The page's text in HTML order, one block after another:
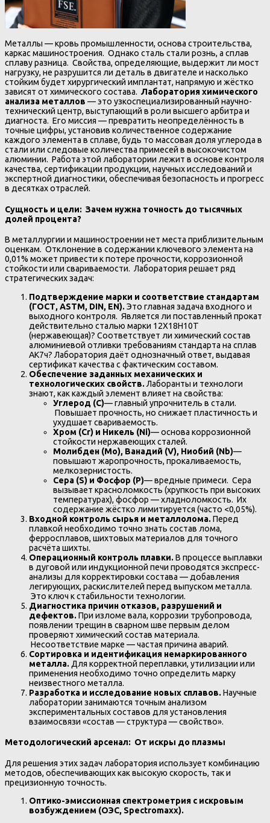
Металлы — кровь промышленности, основа строительства,
каркас машиностроения. Однако сталь стали рознь, а сплав
сплаву разница. Свойства, определяющие, выдержит ли мост
нагрузку, не разрушится ли деталь в двигателе и насколько
стойким будет хирургический имплантат, напрямую и жёстко
зависят от химического состава. Лаборатория химического
анализа металлов — это узкоспециализированный научно-
технический центр, выступающий в роли высшего арбитра и
диагноста. Его миссия — превратить неопределённость в
точные цифры, установив количественное содержание
каждого элемента в сплаве, будь то массовая доля углерода в
стали или следовые количества примесей в высокочистом
алюминии. Работа этой лаборатории лежит в основе контроля
качества, сертификации продукции, научных исследований и
экспертной диагностики, обеспечивая безопасность и прогресс
в десятках отраслей.
Сущность и цели: Зачем нужна точность до тысячных
долей процента?
В металлургии и машиностроении нет места приблизительным
оценкам. Отклонение в содержании ключевого элемента на
0,01% может привести к потере прочности, коррозионной
стойкости или свариваемости. Лаборатория решает ряд
стратегических задач:
Подтверждение марки и соответствие стандартам
(ГОСТ, ASTM, DIN, EN).Это главная задача входного и
выходного контроля. Является ли поставленный прокат
действительно сталью марки 12Х18Н10Т
(нержавеющая)? Соответствует ли химический состав
алюминиевой отливки требованиям стандарта на сплав
АК7ч? Лаборатория даёт однозначный ответ, выдавая
сертификат качества с фактическим составом.
Обеспечение заданных механических и
технологических свойств.Лаборанты и технологи
знают, как каждый элемент влияет на свойства:
Углерод (C)— главный упрочнитель в стали.
Повышает прочность, но снижает пластичность и
ухудшает свариваемость.
Хром (Cr) и Никель (Ni)— основа коррозионной
стойкости нержавеющих сталей.
Молибден (Mo), Ванадий (V), Ниобий (Nb)—
повышают жаропрочность, прокаливаемость,
мелкозернистость.
Сера (S) и Фосфор (P)— вредные примеси. Сера
вызывает красноломкость (хрупкость при высоких
температурах), фосфор — хладноломкость. Их
содержание жёстко лимитируется (часто <0,05%).
Входной контроль сырья и металлолома.Перед
плавкой необходимо точно знать состав лома,
ферросплавов, шихтовых материалов для точного
расчёта шихты.
Операционный контроль плавки.В процессе выплавки
в дуговой или индукционной печи проводятся экспресс-
анализы для корректировки состава — добавления
легирующих, раскислителей перед выпуском металла.
Это ключ к стабильности технологии.
Диагностика причин отказов, разрушений и
дефектов.При изломе вала, коррозии трубопровода,
появлении трещин в сварном шве первым делом
проверяют химический состав материала.
Несоответствие марке — частая причина аварий.
Сортировка и идентификация немаркированного
металла. Для корректной переплавки, утилизации или
применения необходимо точно определить марку
неизвестного металла.
Разработка и исследование новых сплавов.Научные
лаборатории занимаются точным анализом
экспериментальных составов для установления
взаимосвязи «состав — структура — свойство».
Методологический арсенал: От искры до плазмы
Для решения этих задач лаборатория использует комбинацию
методов, обеспечивающих как высокую скорость, так и
прецизионную точность.
Оптико-эмиссионная спектрометрия с искровым
возбуждением (ОЭС, Spectromaxx).